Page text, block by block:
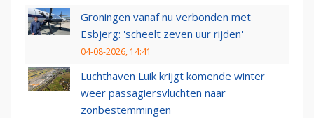
Groningen vanaf nu verbonden met
Esbjerg: 'scheelt zeven uur rijden'
04-08-2026, 14:41
Luchthaven Luik krijgt komende winter
weer passagiersvluchten naar
zonbestemmingen